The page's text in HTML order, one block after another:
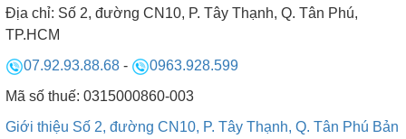
Địa chỉ: Số 2, đường CN10, P. Tây Thạnh, Q. Tân Phú,
TP.HCM
07.92.93.88.68 -
0963.928.599
Mã số thuế: 0315000860-003
Giới thiệu Số 2, đường CN10, P. Tây Thạnh, Q. Tân Phú Bản